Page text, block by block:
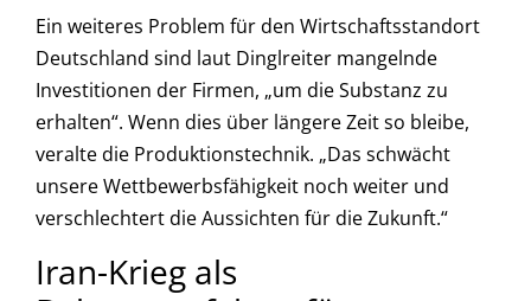
Ein weiteres Problem für den Wirtschaftsstandort
Deutschland sind laut Dinglreiter mangelnde
Investitionen der Firmen, „um die Substanz zu
erhalten“. Wenn dies über längere Zeit so bleibe,
veralte die Produktionstechnik. „Das schwächt
unsere Wettbewerbsfähigkeit noch weiter und
verschlechtert die Aussichten für die Zukunft.“
Iran-Krieg als